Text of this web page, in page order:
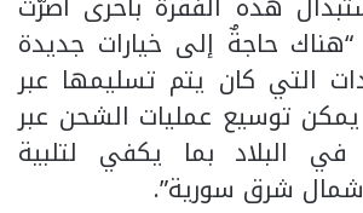
حاجةٌ إلى خيارات جديدة
التي كان يتم تسليمها عبر
يمكن توسيع عمليات الشحن عبر
البلاد بما يكفي لتلبية
شمال شرق سورية”.